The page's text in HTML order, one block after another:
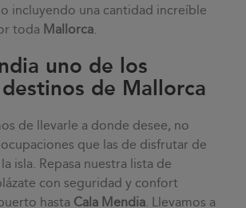
incluyendo una cantidad increíble
toda Mallorca.
uno de los
de Mallorca
de llevarle a donde desee, no
que las de disfrutar de
isla. Repasa nuestra lista de
con seguridad y confort
hasta Cala Mendia. Llevamos a